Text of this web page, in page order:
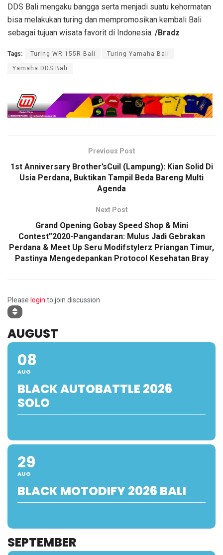
DDS Bali mengaku bangga serta menjadi suatu kehormatan
bisa melakukan turing dan mempromosikan kembali Bali
sebagai tujuan wisata favorit di Indonesia. /Bradz
Tags: Turing WR 155R Bali Turing Yamaha Bali
Yamaha DDS Bali
Previous Post
1st Anniversary Brother’sCuil (Lampung): Kian Solid Di
Usia Perdana, Buktikan Tampil Beda Bareng Multi
Agenda
Next Post
Grand Opening Gobay Speed Shop & Mini
Contest”2020-Pangandaran: Mulus Jadi Gebrakan
Perdana & Meet Up Seru Modifstylerz Priangan Timur,
Pastinya Mengedepankan Protocol Kesehatan Bray
Please login to join discussion
AUGUST
08
AUG
BLACK AUTOBATTLE 2026
SOLO
29
AUG
BLACK MOTODIFY 2026 BALI
SEPTEMBER